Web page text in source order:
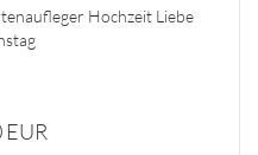
Hochzeit Liebe
EUR